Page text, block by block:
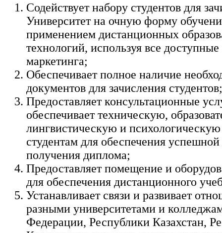
Содействует набору студентов для
Университет на очную форму
применением дистанционных
технологий, используя все доступные
маркетинга;
Обеспечивает полное наличие
документов для зачисления студентов;
Предоставляет консультационные
обеспечивает техническую,
лингвистическую и
студентам для обеспечения
получения диплома;
Предоставляет помещение и
для обеспечения дистанционного
Устанавливает связи и развивает
разными университетами и
Федерации, Республики Казахстан,